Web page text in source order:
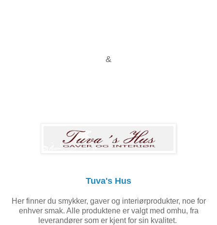
&
Tuva's Hus
Her finner du smykker, gaver og interiørprodukter, noe for
enhver smak. Alle produktene er valgt med omhu, fra
leverandører som er kjent for sin kvalitet.